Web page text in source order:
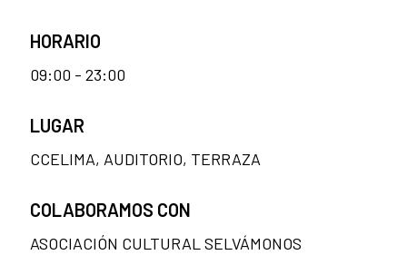
HORARIO
09:00 - 23:00
LUGAR
CCELIMA, AUDITORIO, TERRAZA
COLABORAMOS CON
ASOCIACIÓN CULTURAL SELVÁMONOS